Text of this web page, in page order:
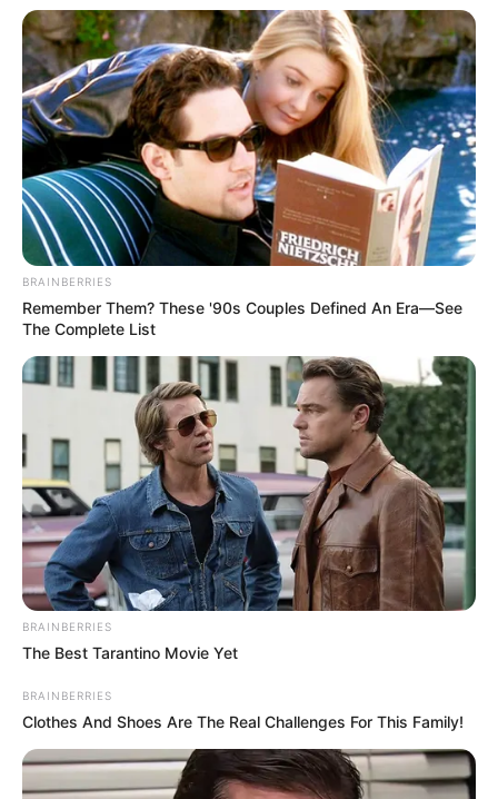
Fail! 10 Potret Makanan Gagal
Dimasak yang Bikin Kamu
Nggak Selera
10 Pose Manekin Anti
Mainstream yang Konyol
Banget
Minggu ala Jomblo yang Bikin
Ngenes
BRAINBERRIES
Remember Them? These '90s Couples Defined An Era—See
The Complete List
BRAINBERRIES
The Best Tarantino Movie Yet
BRAINBERRIES
Clothes And Shoes Are The Real Challenges For This Family!